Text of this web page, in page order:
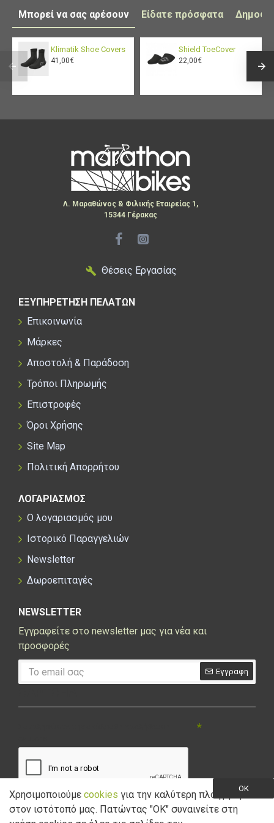
Μπορεί να σας αρέσουν Είδατε πρόσφατα
Klimatik Shoe Covers
41,00€
Shield ToeCover
22,00€
Λ. Μαραθώνος & Φιλικής Εταιρείας 1,
15344 Γέρακας
Θέσεις Εργασίας
ΕΞΥΠΗΡΕΤΗΣΗ ΠΕΛΑΤΩΝ
Επικοινωνία
Μάρκες
Αποστολή & Παράδοση
Τρόποι Πληρωμής
Επιστροφές
Όροι Χρήσης
Site Map
Πολιτική Απορρήτου
ΛΟΓΑΡΙΑΣΜΟΣ
Ο λογαριασμός μου
Ιστορικό Παραγγελιών
Newsletter
Δωροεπιταγές
NEWSLETTER
Εγγραφείτε στο newsletter μας για νέα και
προσφορές
Εγγραφη
Έχω διαβάσει και αποδέχομαι την Πολιτική Απορρήτου
OK
Χρησιμοποιούμε cookies για την καλύτερη πλοήγηση
στον ιστότοπό μας. Πατώντας "ΟK" συναινείτε στη